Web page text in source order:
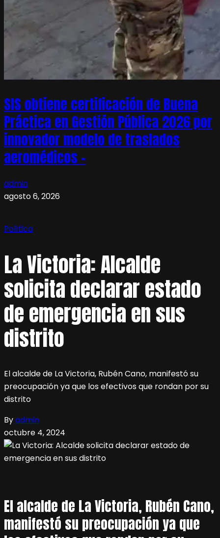
SIS obtiene certificación de Buena
Práctica en Gestión Pública 2026 por
innovador modelo de traslados
aeromédicos –
admin
agosto 6, 2026
Política
La Victoria: Alcalde
solicita declarar estado
de emergencia en sus
distrito
El alcalde de La Victoria, Rubén Cano, manifestó su
preocupación ya que los efectivos que rondan por su
distrito
Byadmin
octubre 4, 2024
El alcalde de La Victoria, Rubén Cano,
manifestó su preocupación ya que